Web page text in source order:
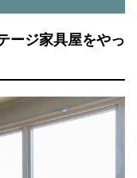
ージ家具屋をやっ